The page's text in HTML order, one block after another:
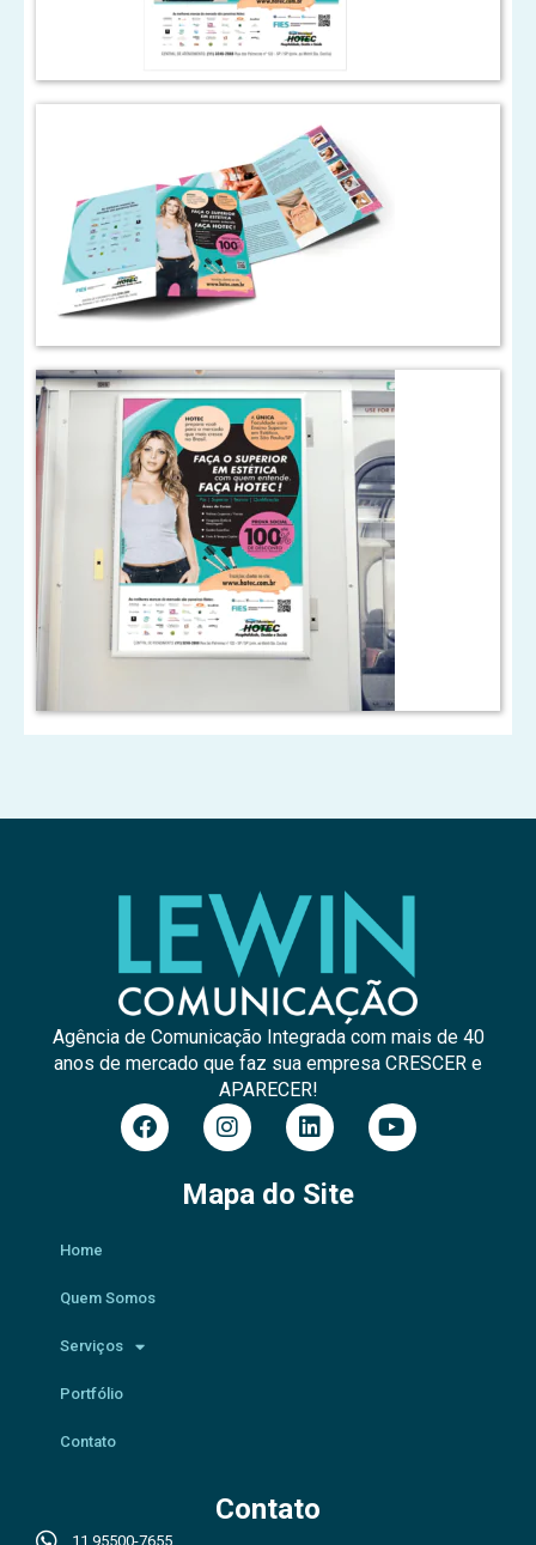
Agência de Comunicação Integrada com mais de 40
anos de mercado que faz sua empresa CRESCER e
APARECER!
Mapa do Site
Home
Quem Somos
Serviços
Portfólio
Contato
Contato
11 95500-7655